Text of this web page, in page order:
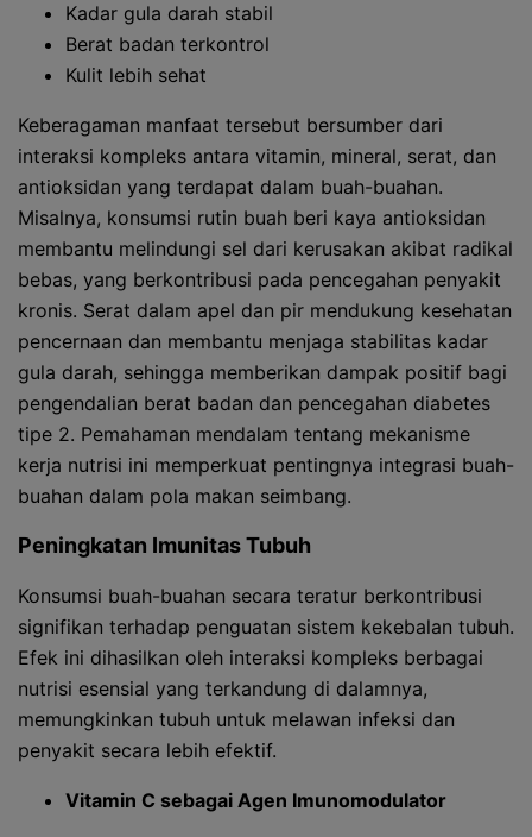
Kadar gula darah stabil
Berat badan terkontrol
Kulit lebih sehat
Keberagaman manfaat tersebut bersumber dari
interaksi kompleks antara vitamin, mineral, serat, dan
antioksidan yang terdapat dalam buah-buahan.
Misalnya, konsumsi rutin buah beri kaya antioksidan
membantu melindungi sel dari kerusakan akibat radikal
bebas, yang berkontribusi pada pencegahan penyakit
kronis. Serat dalam apel dan pir mendukung kesehatan
pencernaan dan membantu menjaga stabilitas kadar
gula darah, sehingga memberikan dampak positif bagi
pengendalian berat badan dan pencegahan diabetes
tipe 2. Pemahaman mendalam tentang mekanisme
kerja nutrisi ini memperkuat pentingnya integrasi buah-
buahan dalam pola makan seimbang.
Peningkatan Imunitas Tubuh
Konsumsi buah-buahan secara teratur berkontribusi
signifikan terhadap penguatan sistem kekebalan tubuh.
Efek ini dihasilkan oleh interaksi kompleks berbagai
nutrisi esensial yang terkandung di dalamnya,
memungkinkan tubuh untuk melawan infeksi dan
penyakit secara lebih efektif.
Vitamin C sebagai Agen Imunomodulator